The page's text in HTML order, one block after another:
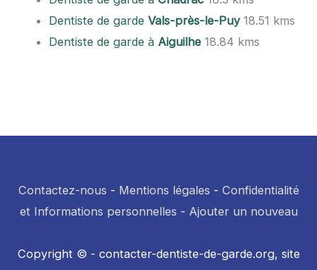
Dentiste de gardeVals-près-le-Puy18.51 kms
Dentiste de garde àAiguilhe 18.84 kms
Contactez-nous - Mentions légales - Confidentialité
et Informations personnelles - Ajouter un nouveau
Copyright © - contacter-dentiste-de-garde.org, site